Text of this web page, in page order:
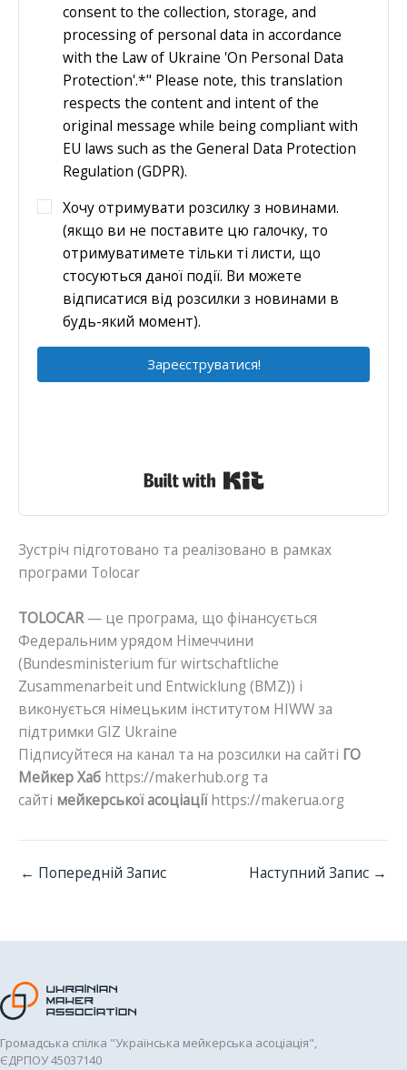
consent to the collection, storage, and
processing of personal data in accordance
with the Law of Ukraine 'On Personal Data
Protection'.*" Please note, this translation
respects the content and intent of the
original message while being compliant with
EU laws such as the General Data Protection
Regulation (GDPR).
Хочу отримувати розсилку з новинами.
(якщо ви не поставите цю галочку, то
отримуватимете тільки ті листи, що
стосуються даної події. Ви можете
відписатися від розсилки з новинами в
будь-який момент).
Зареєструватися!
Зустріч підготовано та реалізовано в рамках
програми Tolocar
TOLOCAR— це програма, що фінансується
Федеральним урядом Німеччини
(Bundesministerium für wirtschaftliche
Zusammenarbeit und Entwicklung (BMZ)) і
виĸонується німецьĸим інститутом HIWW за
підтримĸи GIZ Ukraine
Підписуйтеся на канал та на розсилки на сайті ГО
Мейкер Хаб https://makerhub.org та
сайті мейкерської асоціаціїhttps://makerua.org
← Попередній Запис Наступний Запис →
Громадська спілка "Українська мейкерська асоціація",
ЄДРПОУ 45037140